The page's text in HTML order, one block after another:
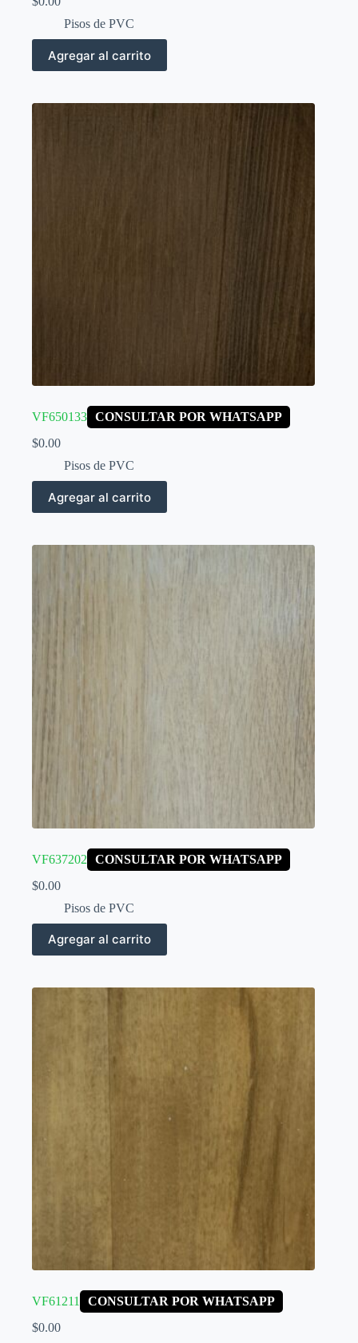
Pisos de PVC
Agregar al carrito
VF650133 CONSULTAR POR WHATSAPP
$0.00
Pisos de PVC
Agregar al carrito
VF637202
CONSULTAR POR WHATSAPP
$0.00
Pisos de PVC
Agregar al carrito
VF61211
CONSULTAR POR WHATSAPP
$0.00